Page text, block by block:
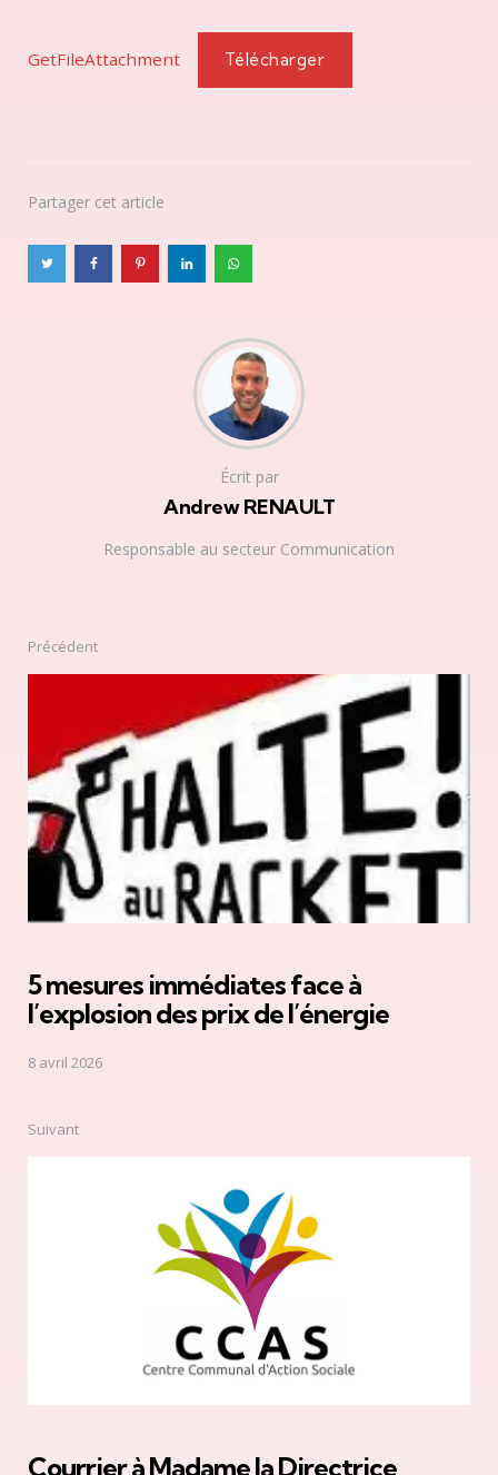
GetFileAttachment Télécharger
Partager cet article
Écrit par
Andrew RENAULT
Responsable au secteur Communication
Précédent
5 mesures immédiates face à
l’explosion des prix de l’énergie
8 avril 2026
Suivant
Courrier à Madame la Directrice